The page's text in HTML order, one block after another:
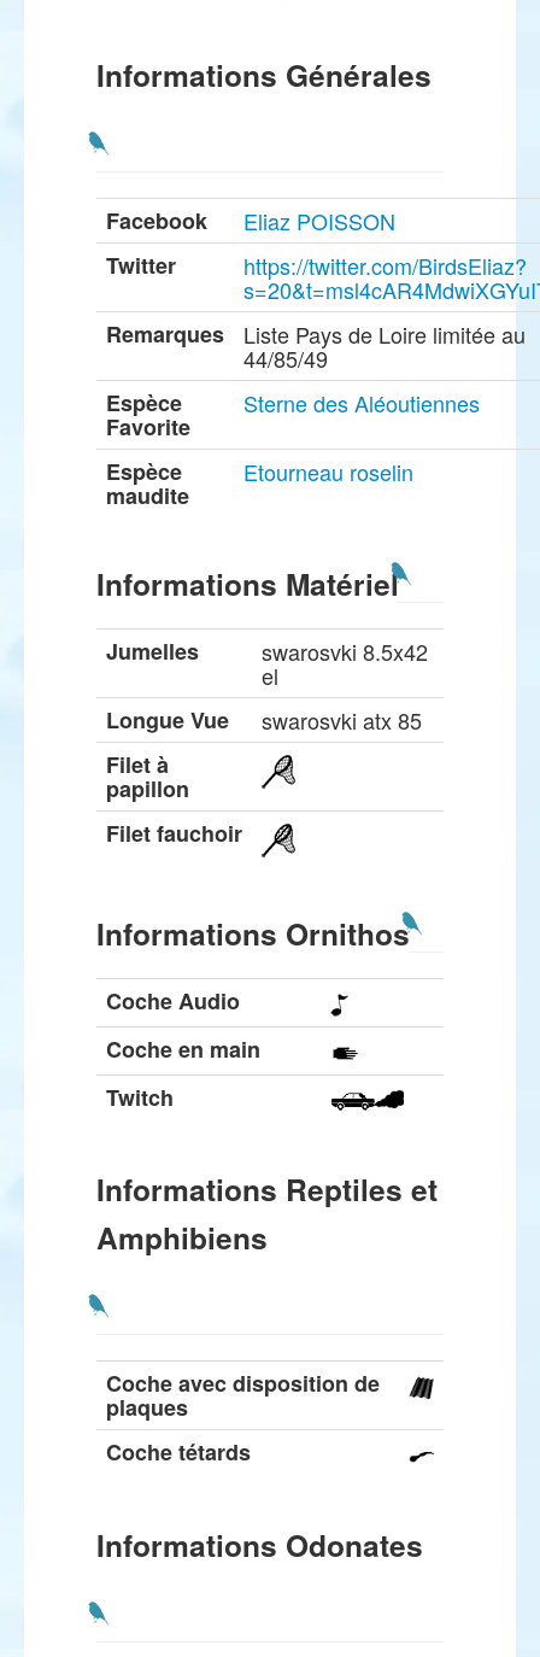
Informations Générales
Facebook
Eliaz POISSON
Twitter
https://twitter.com/BirdsEliaz?
Remarques
Liste Pays de Loire limitée au
44/85/49
Espèce
Favorite
Sterne des Aléoutiennes
Espèce
maudite
Etourneau roselin
Informations Matériel
Jumelles swarosvki 8.5x42
el
Longue Vue
swarosvki atx 85
Filet à
papillon
Filet fauchoir
Informations Ornithos
Coche Audio
Coche en main
Twitch
Informations Reptiles et
Amphibiens
Coche avec disposition de
plaques
Coche tétards
Informations Odonates